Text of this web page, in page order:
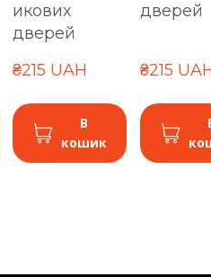
икових
дверей
₴215 UAH
В
кошик
дверей
₴215